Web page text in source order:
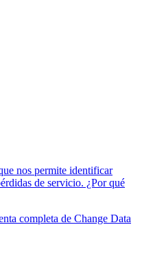
nos permite identificar
de servicio. ¿Por qué
completa de Change Data